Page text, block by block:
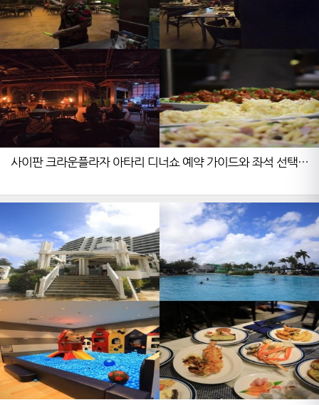
사이판 크라운플라자 아타리 디너쇼 예약 가이드와 좌석 선택